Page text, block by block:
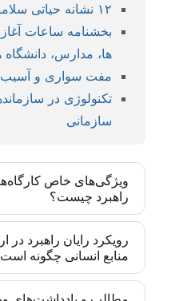
۱۲ نشانه حیاتی سلامت سازمانی
بخشنامه ساعات آغاز
ها، مدارس،
مفت سواری و آسیب
تکنولوژی در
سازمانی
ویژگی‌های خاص
راهبرد چیست؟
کارگاه‌های رایان راهبرد
روز دنیا و با رویکرد
شده‌اند و یادگیری
مشارکت فعال تضمین شده
رویکرد رایان راهبرد در
منابع انسانی چگونه
رایان راهبرد تأکید زیادی